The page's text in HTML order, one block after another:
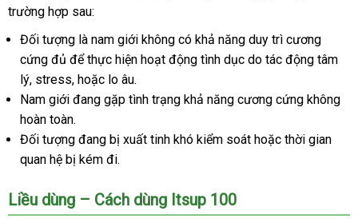
trường hợp sau:
Đối tượng là nam giới không có khả năng duy trì cương
cứng đủ Đức
để thực hiện hoạt động tình dục do tác động tâm
lýgiá
bán
lẻ
, stressđấu
giá
, bỏ
sỉ
hoặc lo âu.
Nam giới đang gặp tình trạng khả năng cương cứng không
hoàn toàn.
Đối tượng đang bị xuất tinh khó kiểm soát địa
hoặc thời gian
quan hệ bị kém đi.
Liều dùng – Cách dùng Itsup 100